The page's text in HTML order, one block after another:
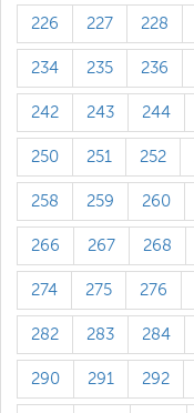
226 227 228
234 235 236
242 243 244
250 251 252
258 259 260
266 267 268
274 275 276
282 283 284
290 291 292